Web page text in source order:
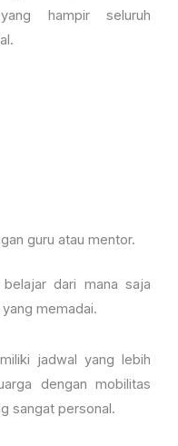
hampir seluruh
guru atau mentor.
dari mana saja
memadai.
jadwal yang lebih
dengan mobilitas
sangat personal.